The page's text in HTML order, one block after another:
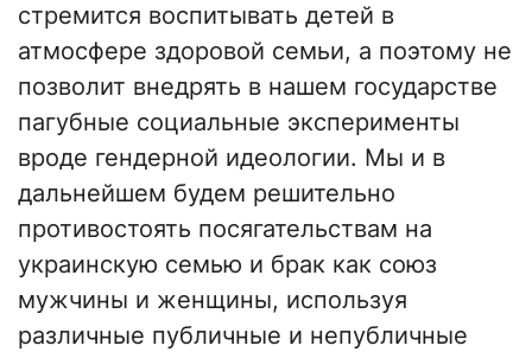
стремится воспитывать детей в
атмосфере здоровой семьи, а поэтому не
позволит внедрять в нашем государстве
пагубные социальные эксперименты
вроде гендерной идеологии. Мы и в
дальнейшем будем решительно
противостоять посягательствам на
украинскую семью и брак как союз
мужчины и женщины, используя
различные публичные и непубличные